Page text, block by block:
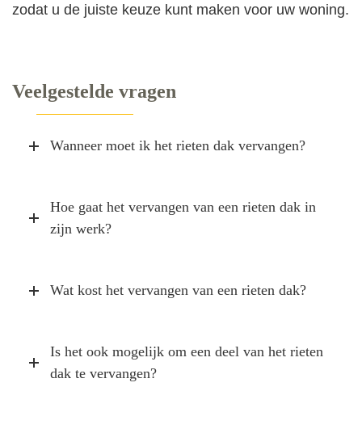
zodat u de juiste keuze kunt maken voor uw woning.
Veelgestelde vragen
Wanneer moet ik het rieten dak vervangen?
Hoe gaat het vervangen van een rieten dak in
zijn werk?
Wat kost het vervangen van een rieten dak?
Is het ook mogelijk om een deel van het rieten
dak te vervangen?